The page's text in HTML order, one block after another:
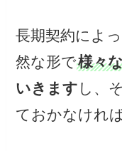
長期契約によ
然な形で様々
いきます し、
ておかなけれ